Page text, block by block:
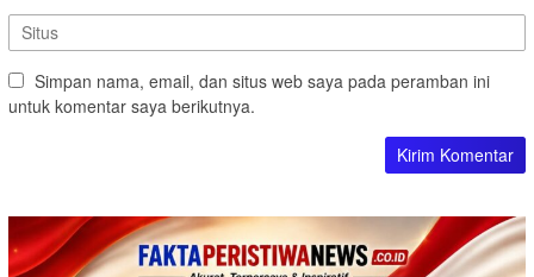
Simpan nama, email, dan situs web saya pada peramban ini
untuk komentar saya berikutnya.